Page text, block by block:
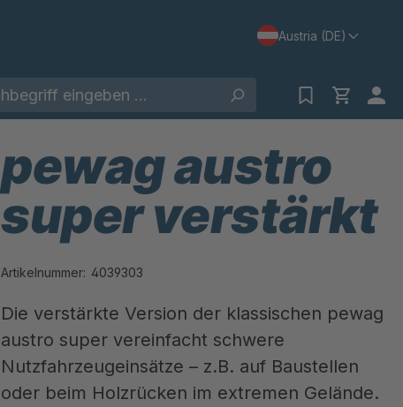
Austria (DE)
pewag austro
super verstärkt
Artikelnummer: 4039303
Die verstärkte Version der klassischen pewag
austro super vereinfacht schwere
Nutzfahrzeugeinsätze – z.B. auf Baustellen
oder beim Holzrücken im extremen Gelände.